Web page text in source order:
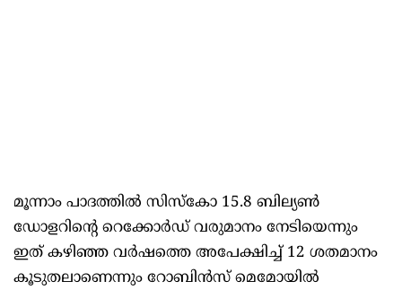
മൂന്നാം പാദത്തിൽ സിസ്‌കോ 15.8 ബില്യൺ
ഡോളറിന്റെ റെക്കോർഡ് വരുമാനം നേടിയെന്നും
ഇത് കഴിഞ്ഞ വർഷത്തെ അപേക്ഷിച്ച് 12 ശതമാനം
കൂടുതലാണെന്നും റോബിൻസ് മെമോയിൽ